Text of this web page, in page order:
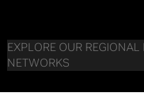
EXPLORE OUR
NETWORKS